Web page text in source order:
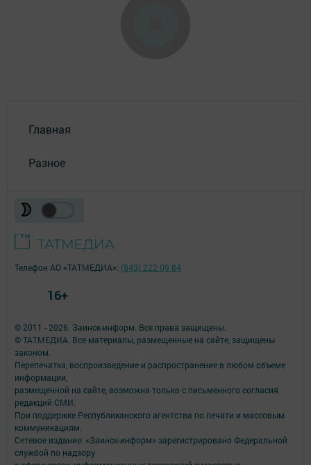
Главная
Разное
© 2011 - 2026. Заинск-информ. Все права защищены.
© ТАТМЕДИА. Все материалы, размещенные на сайте, защищены
законом.
Перепечатка, воспроизведение и распространение в любом объеме
информации,
размещенной на сайте, возможна только с письменного согласия
редакций СМИ.
При поддержке Республиканского агентства по печати и массовым
коммуникациям.
Сетевое издание: «Заинск-информ» зарегистрировано Федеральной
службой по надзору
Телефон АО «ТАТМЕДИА»: (843) 222 09 84
16+